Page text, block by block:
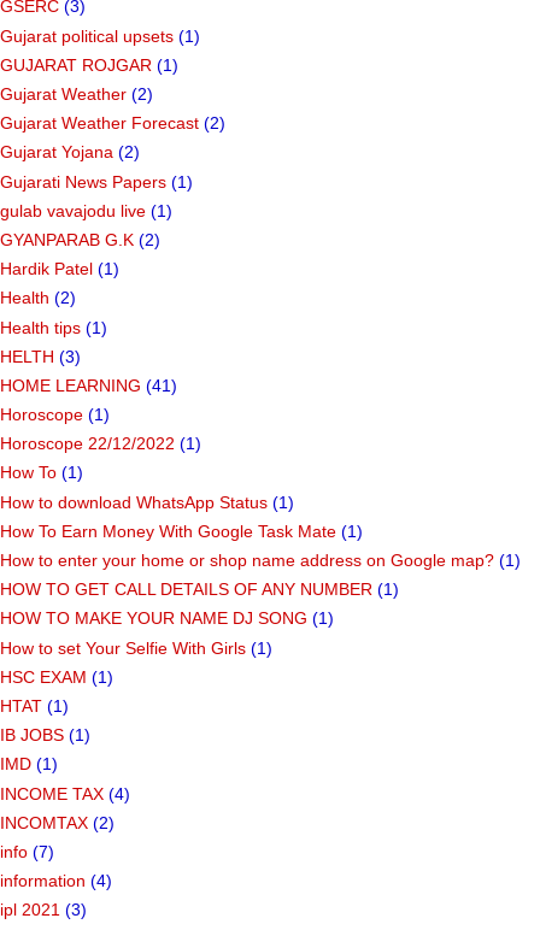
GSERC (3)
Gujarat political upsets (1)
GUJARAT ROJGAR (1)
Gujarat Weather (2)
Gujarat Weather Forecast (2)
Gujarat Yojana (2)
Gujarati News Papers (1)
gulab vavajodu live (1)
GYANPARAB G.K (2)
Hardik Patel (1)
Health (2)
Health tips (1)
HELTH (3)
HOME LEARNING (41)
Horoscope (1)
Horoscope 22/12/2022 (1)
How To (1)
How to download WhatsApp Status (1)
How To Earn Money With Google Task Mate (1)
How to enter your home or shop name address on Google map? (1)
HOW TO GET CALL DETAILS OF ANY NUMBER (1)
HOW TO MAKE YOUR NAME DJ SONG (1)
How to set Your Selfie With Girls (1)
HSC EXAM (1)
HTAT (1)
IB JOBS (1)
IMD (1)
INCOME TAX (4)
INCOMTAX (2)
info (7)
information (4)
ipl 2021 (3)